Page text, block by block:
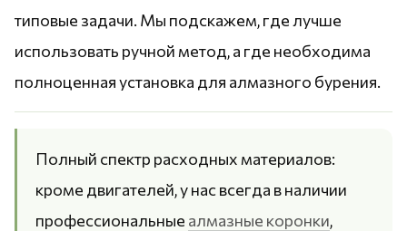
типовые задачи. Мы подскажем, где лучше
использовать ручной метод, а где необходима
полноценная установка для алмазного бурения.
Полный спектр расходных материалов:
кроме двигателей, у нас всегда в наличии
профессиональные алмазные коронки,